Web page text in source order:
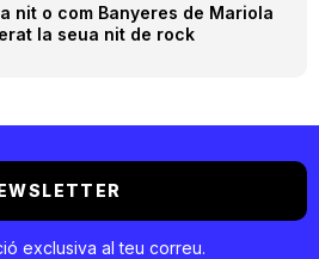
nit o com Banyeres de Mariola
la seua nit de rock
exclusiva al teu correu.